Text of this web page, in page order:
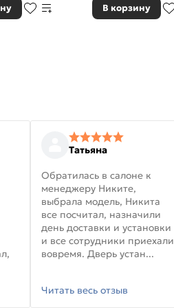
В корзину
Татьяна
Обратилась в салоне к
менеджеру Никите,
выбрала модель, Никита
все посчитал, назначили
день доставки и установки
и все сотрудники приехали
вовремя. Дверь устан...
Читать весь отзыв